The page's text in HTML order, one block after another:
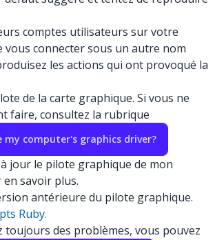
comptes utilisateurs sur votre
vous connecter sous un autre nom
les actions qui ont provoqué la
de la carte graphique. Si vous ne
faire, consultez la rubrique
my computer's graphics driver?
jour le pilote graphique de mon
savoir plus.
antérieure du pilote graphique.
Ruby.
toujours des problèmes, vous pouvez